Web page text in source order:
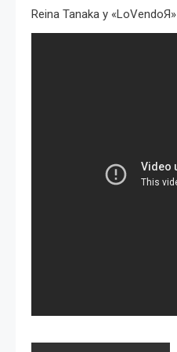
Reina Tanaka y «LoVendoЯ»